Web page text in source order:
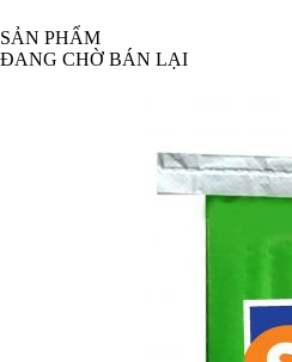
SẢN PHẨM
ĐANG CHỜ BÁN LẠI